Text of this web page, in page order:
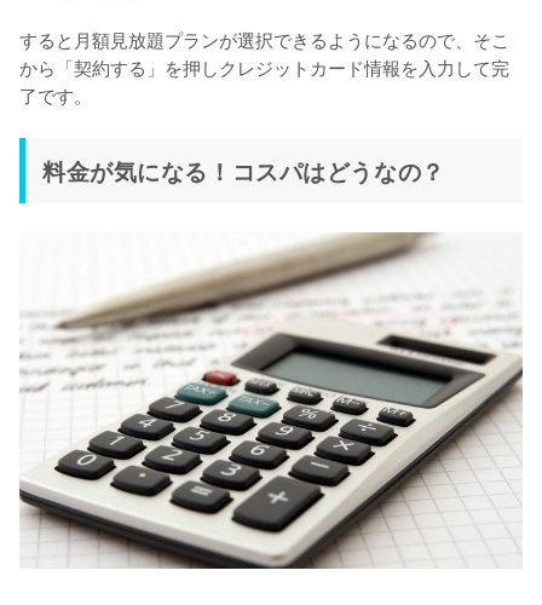
すると月額見放題プランが選択できるようになるので、そこ
から「契約する」を押しクレジットカード情報を入力して完
了です。
料金が気になる！コスパはどうなの？